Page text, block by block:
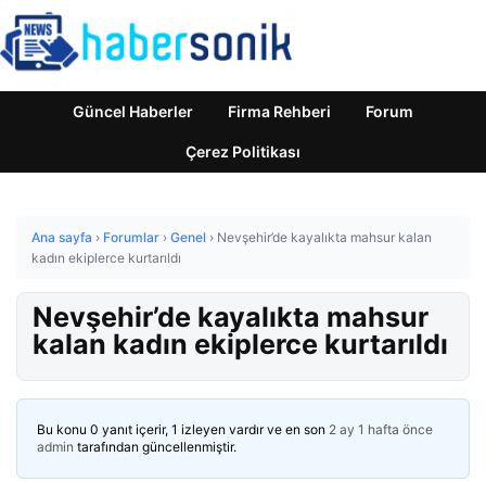
Güncel Haberler Firma Rehberi Forum
Çerez Politikası
Ana sayfa › Forumlar › Genel › Nevşehir’de kayalıkta mahsur kalan
kadın ekiplerce kurtarıldı
Nevşehir’de kayalıkta mahsur
kalan kadın ekiplerce kurtarıldı
Bu konu 0 yanıt içerir, 1 izleyen vardır ve en son 2 ay 1 hafta önce
admin tarafından güncellenmiştir.